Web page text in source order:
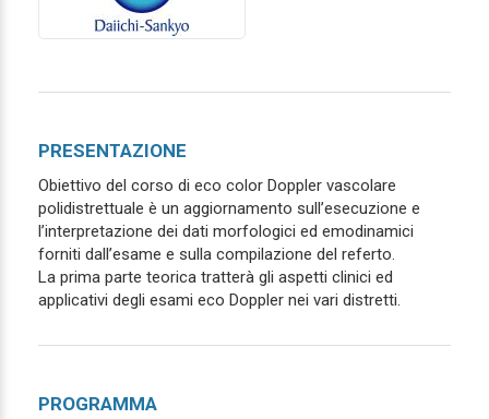
PRESENTAZIONE
Obiettivo del corso di eco color Doppler vascolare
polidistrettuale è un aggiornamento sull’esecuzione e
l’interpretazione dei dati morfologici ed emodinamici
forniti dall’esame e sulla compilazione del referto.
La prima parte teorica tratterà gli aspetti clinici ed
applicativi degli esami eco Doppler nei vari distretti.
PROGRAMMA